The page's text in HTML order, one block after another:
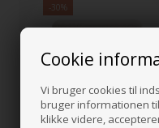
Cookie
Vi bruger cookies til
bruger informationen
klikke videre,
-30%